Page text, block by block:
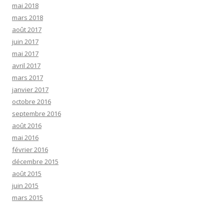
mai 2018
mars 2018
août 2017
juin 2017
mai 2017
avril 2017
mars 2017
janvier 2017
octobre 2016
septembre 2016
août 2016
mai 2016
février 2016
décembre 2015
août 2015
juin 2015
mars 2015